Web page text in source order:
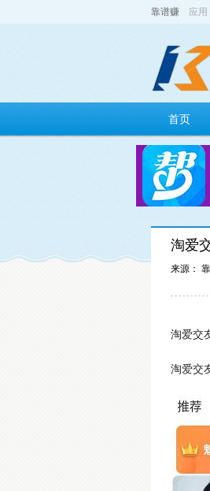
靠谱赚 应用
首页
淘爱
来源：
淘爱交
淘爱交